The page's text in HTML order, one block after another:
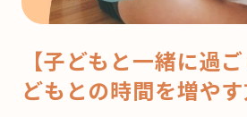
【子どもと一緒に過
どもとの時間を増やす